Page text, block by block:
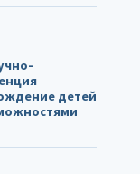
детей